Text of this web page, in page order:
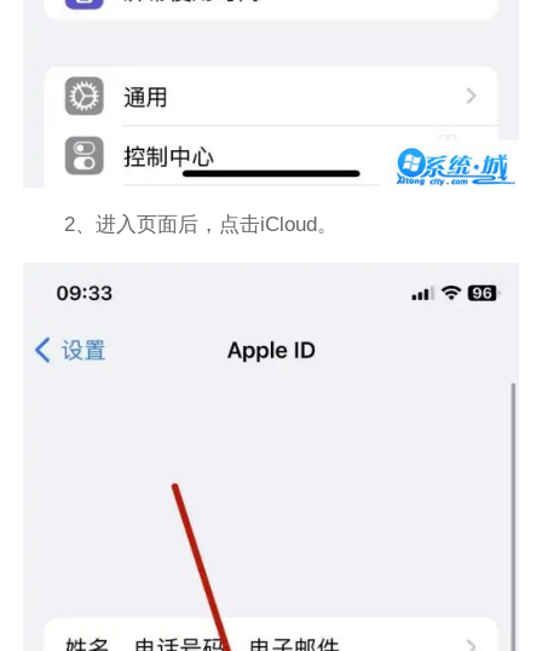
2、进入页面后，点击iCloud。